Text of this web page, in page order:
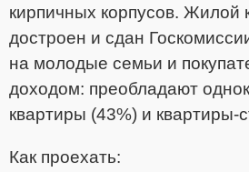
кирпичных корпусов. Жилой
достроен и сдан
на молодые семьи и
доходом: преобладают
квартиры (43%) и квартиры-
Как проехать: